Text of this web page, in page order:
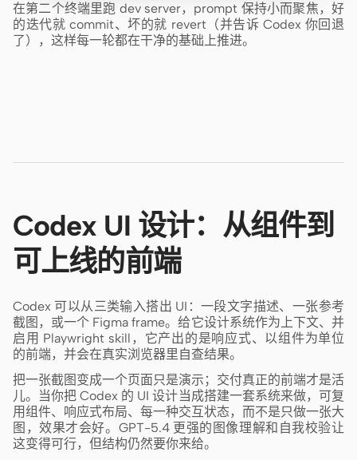
在第二个终端里跑 dev server，prompt 保持小而聚焦，好
的迭代就 commit、坏的就 revert（并告诉 Codex 你回退
了），这样每一轮都在干净的基础上推进。
Codex UI 设计：从组件到
可上线的前端
Codex 可以从三类输入搭出 UI：一段文字描述、一张参考
截图，或一个 Figma frame。给它设计系统作为上下文、并
启用 Playwright skill，它产出的是响应式、以组件为单位
的前端，并会在真实浏览器里自查结果。
把一张截图变成一个页面只是演示；交付真正的前端才是活
儿。当你把 Codex 的 UI 设计当成搭建一套系统来做，可复
用组件、响应式布局、每一种交互状态，而不是只做一张大
图，效果才会好。GPT-5.4 更强的图像理解和自我校验让
这变得可行，但结构仍然要你来给。